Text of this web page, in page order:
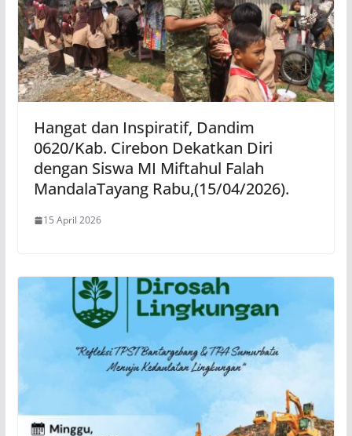
Hangat dan Inspiratif, Dandim
0620/Kab. Cirebon Dekatkan Diri
dengan Siswa MI Miftahul Falah
MandalaTayang Rabu,(15/04/2026).
15 April 2026